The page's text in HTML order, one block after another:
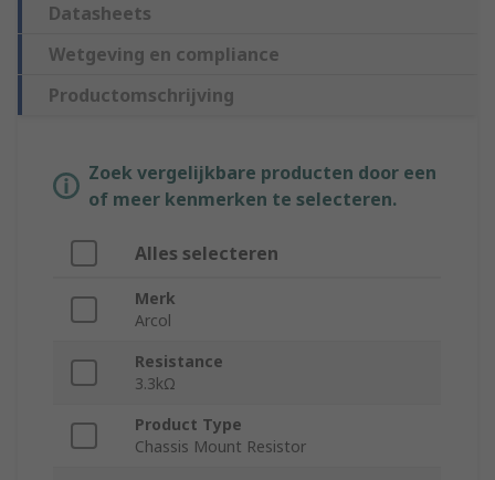
Datasheets
Wetgeving en compliance
Productomschrijving
Zoek vergelijkbare producten door een
of meer kenmerken te selecteren.
Alles selecteren
Merk
Arcol
Resistance
3.3kΩ
Product Type
Chassis Mount Resistor